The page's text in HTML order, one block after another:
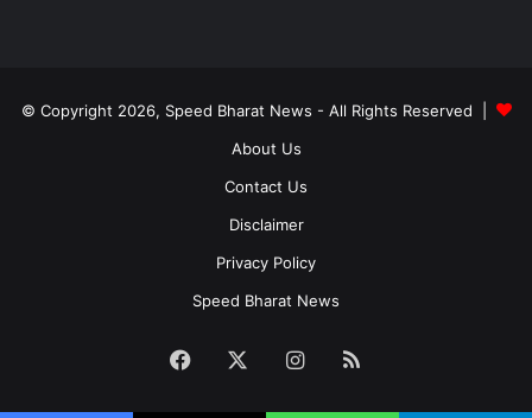
© Copyright 2026, Speed Bharat News - All Rights Reserved |
About Us
Contact Us
Disclaimer
Privacy Policy
Speed Bharat News
Facebook Instagram
RSS